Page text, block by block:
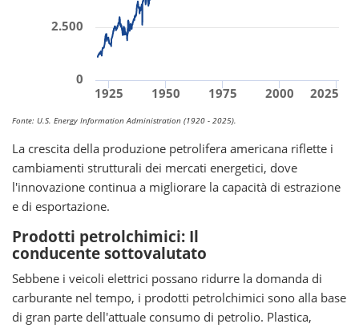
1925 1950 1975 2000 2025
0
2.500
Fonte: U.S. Energy Information Administration (1920 - 2025).
La crescita della produzione petrolifera americana riflette i
cambiamenti strutturali dei mercati energetici, dove
l'innovazione continua a migliorare la capacità di estrazione
e di esportazione.
Prodotti petrolchimici: Il
conducente sottovalutato
Sebbene i veicoli elettrici possano ridurre la domanda di
carburante nel tempo, i prodotti petrolchimici sono alla base
di gran parte dell'attuale consumo di petrolio. Plastica,